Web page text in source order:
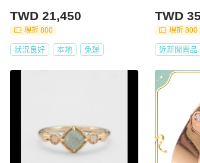
TWD 21,450
現折 800
狀況良好 本地 免運
TWD
現折 800
近新閒置品